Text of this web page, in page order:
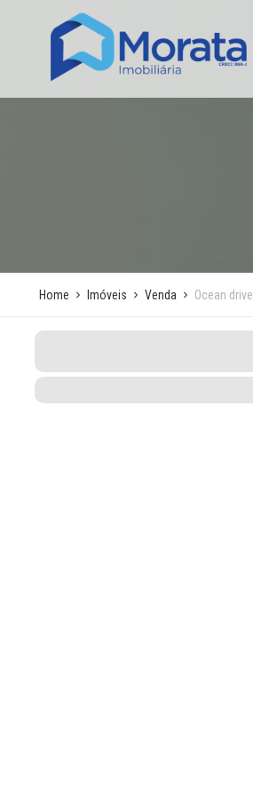
Home Imóveis Venda Ocean drive